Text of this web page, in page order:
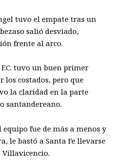
tuvo el empate tras un
salió desviado,
frente al arco.
tuvo un buen primer
costados, pero que
la claridad en la parte
santandereano.
fue de más a menos y
le bastó a Santa Fe llevarse